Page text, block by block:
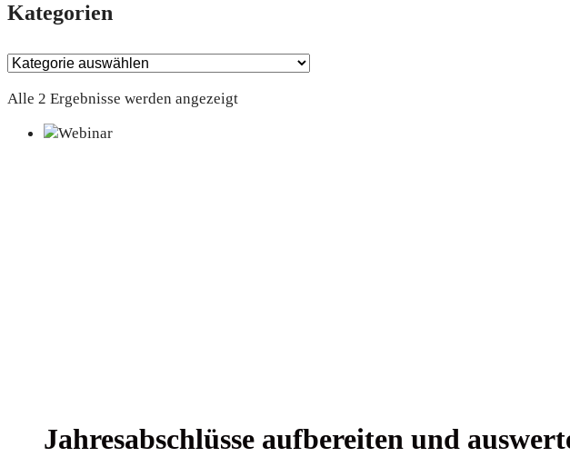
Kate­go­rien
Alle 2 Ergebnisse werden angezeigt
Jah­res­ab­schlüs­se auf­be­rei­ten und